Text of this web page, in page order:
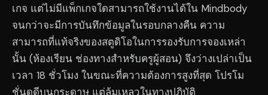
เกจ แต่ไม่มีแพ็กเกจใดสามารถใช้งานได้ใน Mindbody
จนกว่าจะมีการบันทึกข้อมูลในรอบกลางคืน ความ
สามารถที่แท้จริงของสตูดิโอในการรองรับการจองเหล่า
นั้น (ห้องเรียน ช่องทางสำหรับครูผู้สอน) จึงว่างเปล่าเป็น
เวลา 18 ชั่วโมง ในขณะที่ความต้องการสูงที่สุด โปรโม
ชั่นดูดีบนกระดาษ แต่ล้มเหลวในทางปฏิบัติ